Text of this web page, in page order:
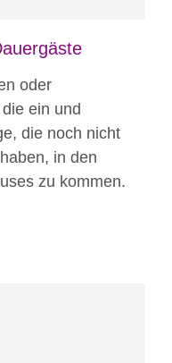
oder
ein und
die noch nicht
in den
zu kommen.